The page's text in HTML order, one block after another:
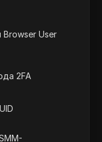
Browser User
2FA